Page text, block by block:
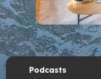
Podcasts